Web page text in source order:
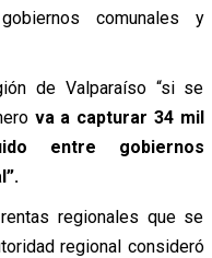
comunales y
de Valparaíso “si se
va a capturar 34 mil
entre gobiernos
regionales que se
regional consideró